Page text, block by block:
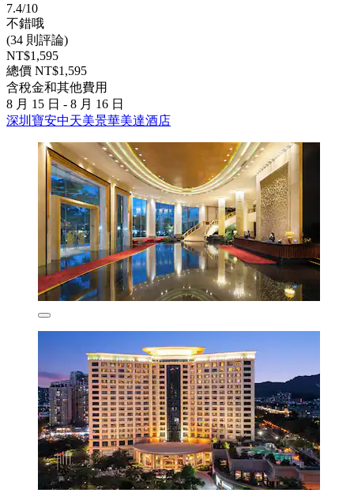
7.4/10
不錯哦
(34 則評論)
NT$1,595
總價 NT$1,595
含稅金和其他費用
8 月 15 日 - 8 月 16 日
深圳寶安中天美景華美達酒店